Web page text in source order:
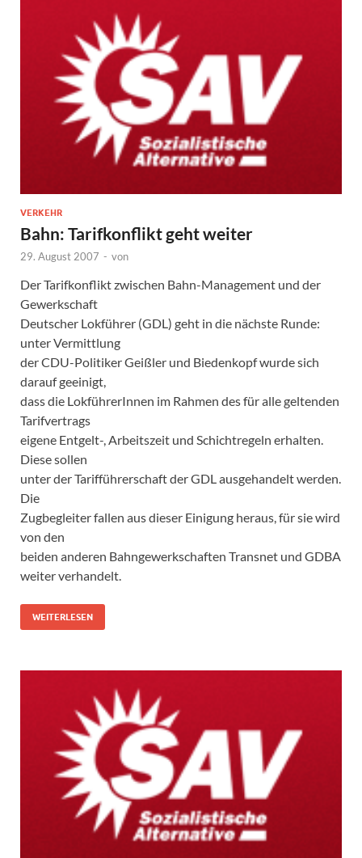
VERKEHR
Bahn: Tarifkonflikt geht weiter
29. August 2007 - von
Der Tarifkonflikt zwischen Bahn-Management und der
Gewerkschaft
Deutscher Lokführer (GDL) geht in die nächste Runde:
unter Vermittlung
der CDU-Politiker Geißler und Biedenkopf wurde sich
darauf geeinigt,
dass die LokführerInnen im Rahmen des für alle geltenden
Tarifvertrags
eigene Entgelt-, Arbeitszeit und Schichtregeln erhalten.
Diese sollen
unter der Tarifführerschaft der GDL ausgehandelt werden.
Die
Zugbegleiter fallen aus dieser Einigung heraus, für sie wird
von den
beiden anderen Bahngewerkschaften Transnet und GDBA
weiter verhandelt.
WEITERLESEN